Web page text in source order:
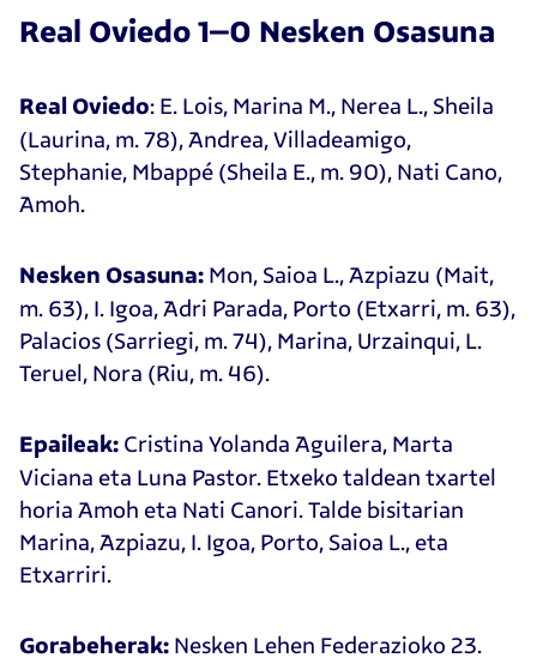
Real Oviedo 1–0 Nesken Osasuna
Real Oviedo: E. Lois, Marina M., Nerea L., Sheila
(Laurina, m. 78), Andrea, Villadeamigo,
Stephanie, Mbappé (Sheila E., m. 90), Nati Cano,
Amoh.
Nesken Osasuna: Mon, Saioa L., Azpiazu (Mait,
m. 63), I. Igoa, Adri Parada, Porto (Etxarri, m. 63),
Palacios (Sarriegi, m. 74), Marina, Urzainqui, L.
Teruel, Nora (Riu, m. 46).
Epaileak: Cristina Yolanda Aguilera, Marta
Viciana eta Luna Pastor. Etxeko taldean txartel
horia Amoh eta Nati Canori. Talde bisitarian
Marina, Azpiazu, I. Igoa, Porto, Saioa L., eta
Etxarriri.
Gorabeherak: Nesken Lehen Federazioko 23.